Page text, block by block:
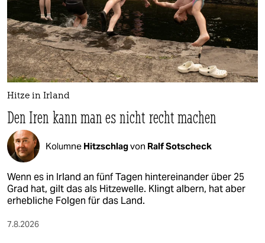
Hitze in Irland
Den Iren kann man es nicht recht machen
Kolumne Hitzschlagvon Ralf Sotscheck
Wenn es in Irland an fünf Tagen hintereinander über 25
Grad hat, gilt das als Hitzewelle. Klingt albern, hat aber
erhebliche Folgen für das Land.
7.8.2026